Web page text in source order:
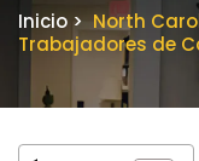
Inicio >North
Trabajadores de